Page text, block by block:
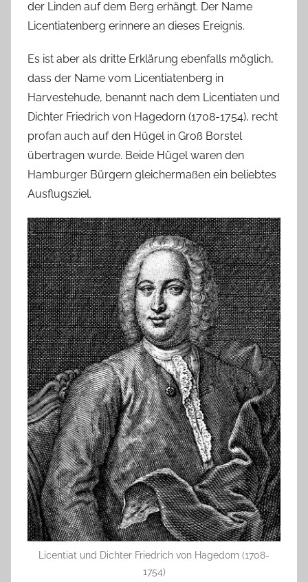
der Linden auf dem Berg erhängt. Der Name
Licentiatenberg erinnere an dieses Ereignis.
Es ist aber als dritte Erklärung ebenfalls möglich,
dass der Name vom Licentiatenberg in
Harvestehude, benannt nach dem Licentiaten und
Dichter Friedrich von Hagedorn (1708-1754), recht
profan auch auf den Hügel in Groß Borstel
übertragen wurde. Beide Hügel waren den
Hamburger Bürgern gleichermaßen ein beliebtes
Ausflugsziel.
Licentiat und Dichter Friedrich von Hagedorn (1708-
1754)